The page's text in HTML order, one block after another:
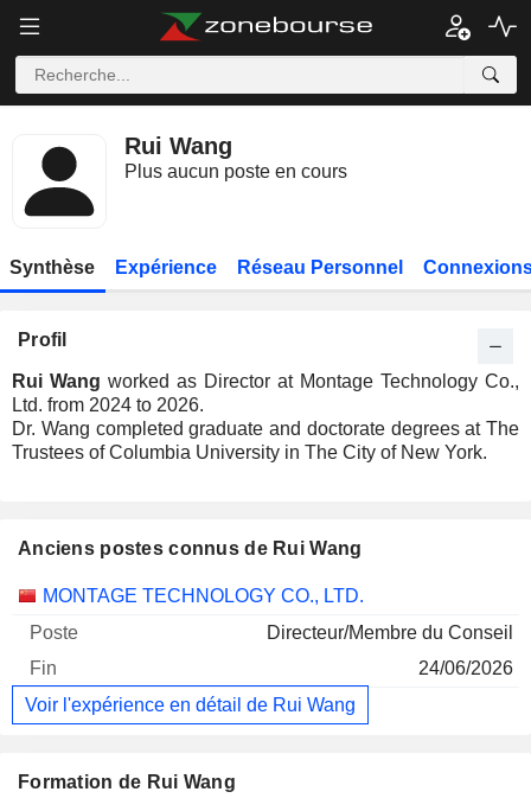
Rui Wang
Plus aucun poste en cours
Synthèse Expérience Réseau Personnel
Profil
Rui Wang worked as Director at Montage Technology Co.,
Ltd. from 2024 to 2026.
Dr. Wang completed graduate and doctorate degrees at The
Trustees of Columbia University in The City of New York.
Anciens postes connus de Rui Wang
Sociétés Poste Fin
MONTAGE TECHNOLOGY CO., LTD.
Directeur/Membre du Conseil
24/06/2026
Voir l'expérience en détail de Rui Wang
Formation de Rui Wang